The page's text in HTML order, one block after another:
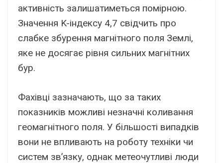
активність залишатиметься помірною.
Значення K-індексу 4,7 свідчить про
слабке збурення магнітного поля Землі,
яке не досягає рівня сильних магнітних
бур.
Фахівці зазначають, що за таких
показників можливі незначні коливання
геомагнітного поля. У більшості випадків
вони не впливають на роботу техніки чи
систем зв’язку, однак метеочутливі люди